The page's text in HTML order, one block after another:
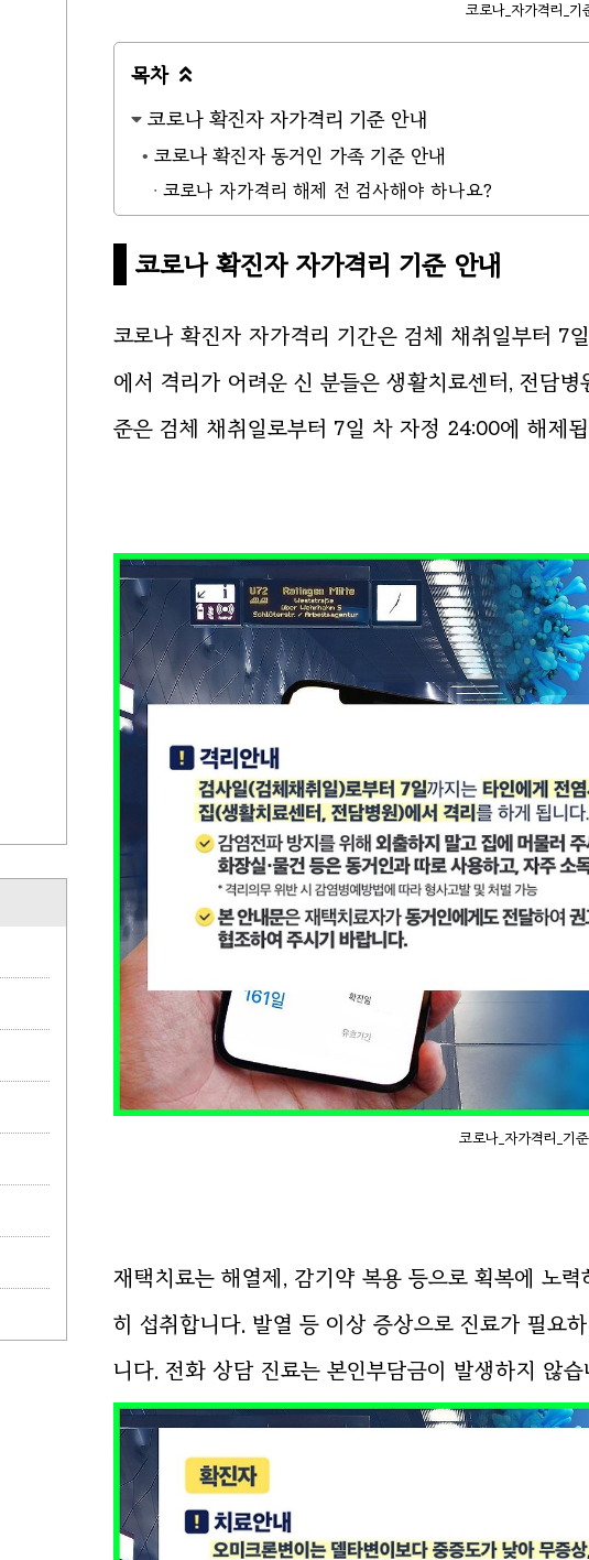
코로나_자가격리_기
목차 
코로나 확진자 자가격리 기준 안내
코로나 확진자 동거인 가족 기준 안내
코로나 자가격리 해제 전 검사해야 하나요?
코로나 확진자 자가격리 기준 안내
코로나 확진자 자가격리 기간은 검체 채취일부터 7
에서 격리가 어려운 신 분들은 생활치료센터, 전담
준은 검체 채취일로부터 7일 차 자정 24:00에 해제
코로나_자가격리_기
재택치료는 해열제, 감기약 복용 등으로 획복에 노
히 섭취합니다. 발열 등 이상 증상으로 진료가 필요
니다. 전화 상담 진료는 본인부담금이 발생하지 않습